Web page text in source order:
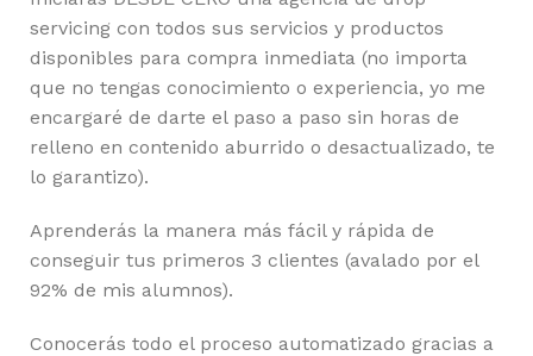
servicing con todos sus servicios y productos
disponibles para compra inmediata (no importa
que no tengas conocimiento o experiencia, yo me
encargaré de darte el paso a paso sin horas de
relleno en contenido aburrido o desactualizado, te
lo garantizo).
Aprenderás la manera más fácil y rápida de
conseguir tus primeros 3 clientes (avalado por el
92% de mis alumnos).
Conocerás todo el proceso automatizado gracias a